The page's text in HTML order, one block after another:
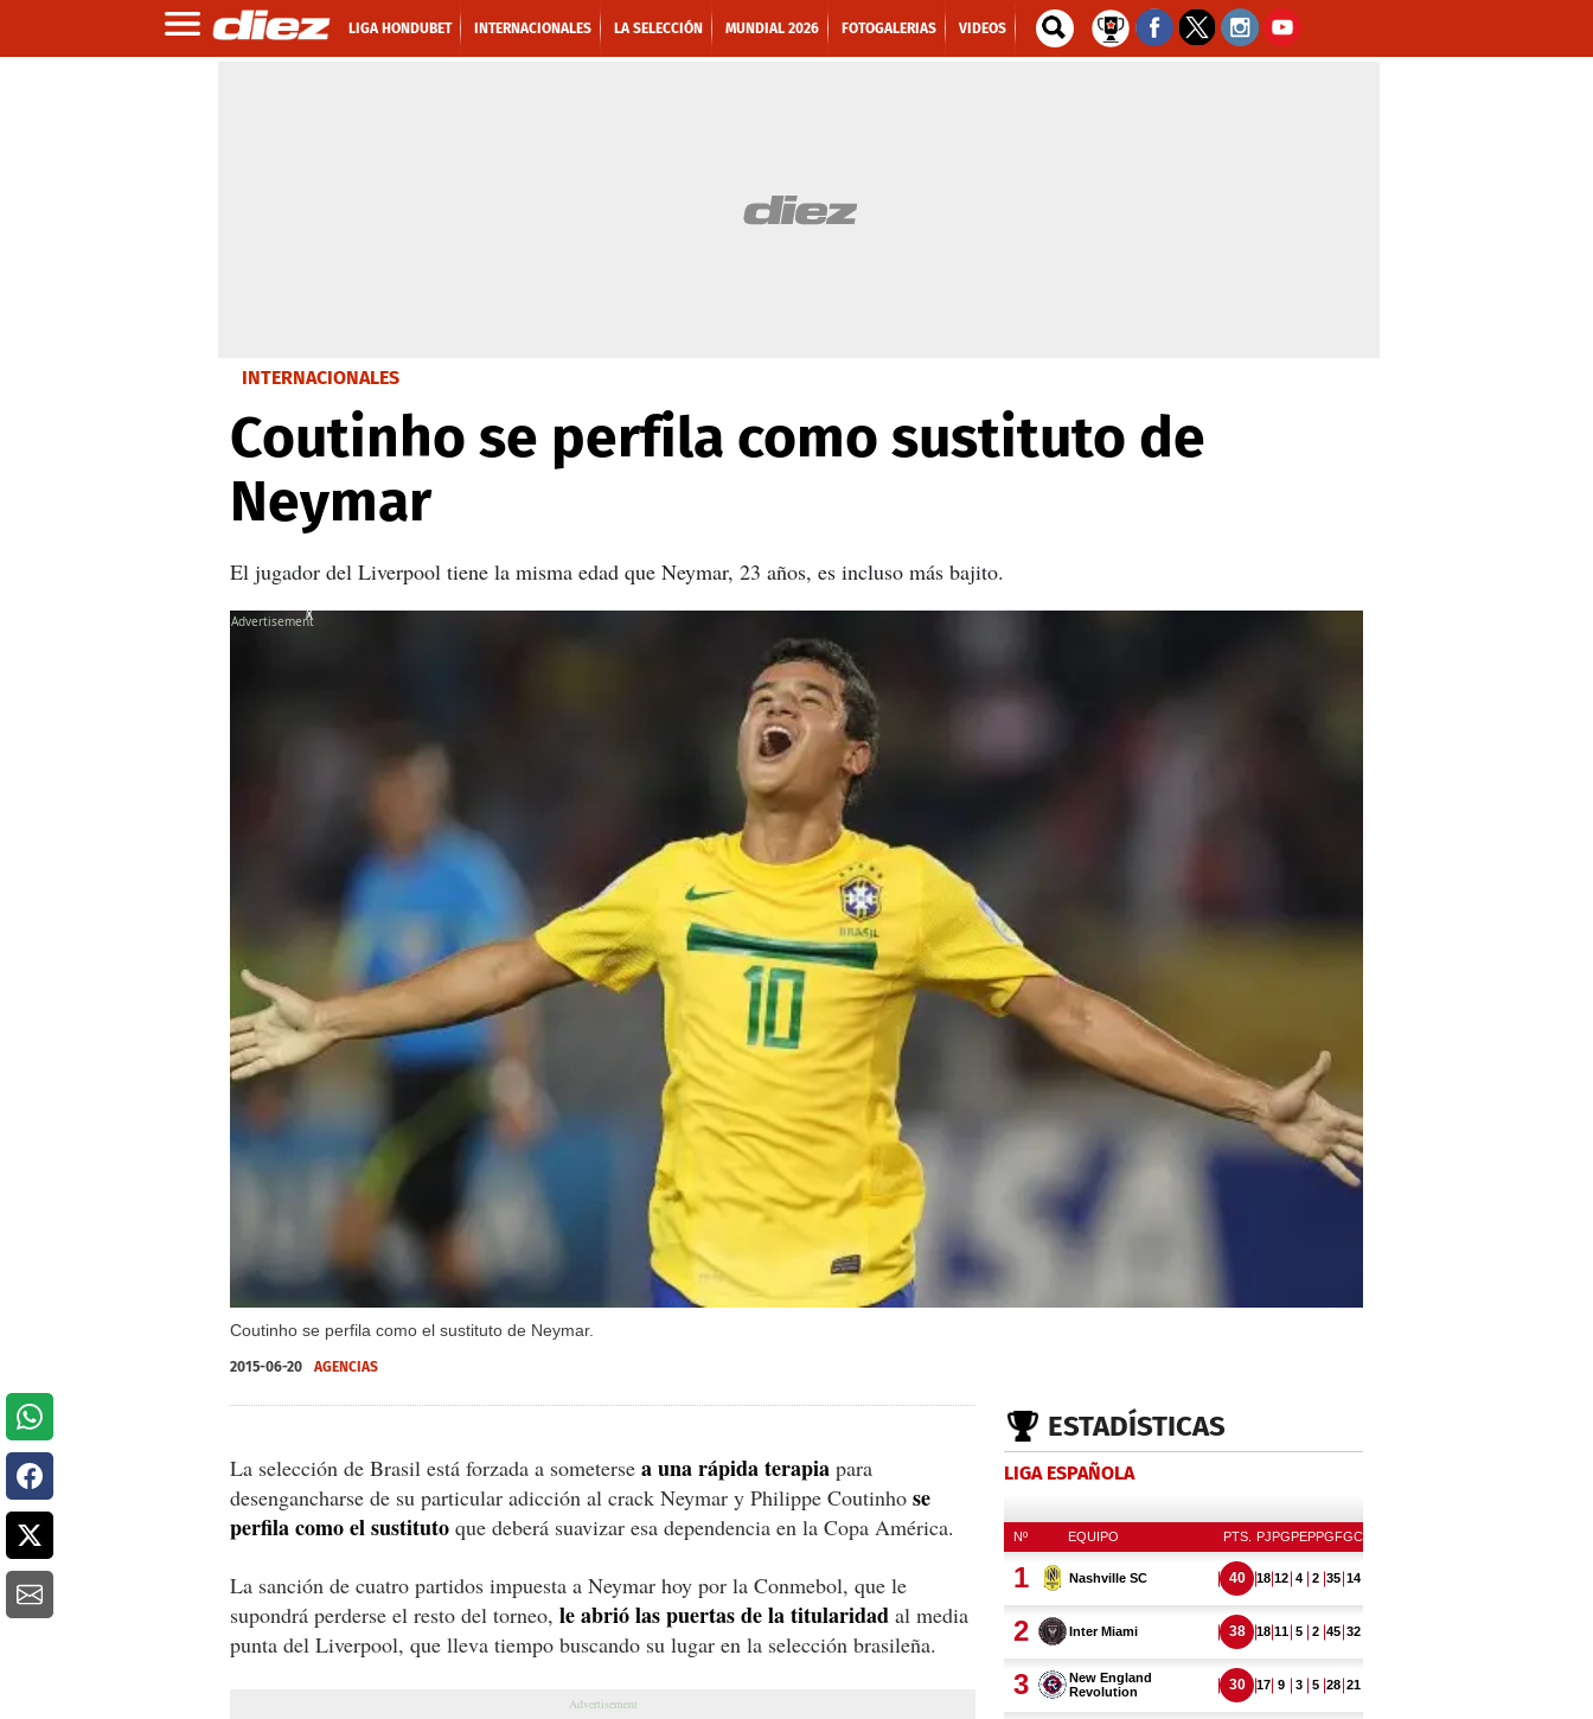
LIGA HONDUBET INTERNACIONALES LA SELECCIÓN MUNDIAL 2026 FOTOGALERIAS VIDEOS
INTERNACIONALES
Coutinho se perfila como sustituto de
Neymar
El jugador del Liverpool tiene la misma edad que Neymar, 23 años, es incluso más bajito.
Coutinho se perfila como el sustituto de Neymar.
X
2015-06-20 AGENCIAS
La selección de Brasil está forzada a someterse a una rápida terapia para
desengancharse de su particular adicción al crack Neymar y Philippe Coutinho se
perfila como el sustituto que deberá suavizar esa dependencia en la Copa América.
La sanción de cuatro partidos impuesta a Neymar hoy por la Conmebol, que le
supondrá perderse el resto del torneo, le abrió las puertas de la titularidad al media
punta del Liverpool, que lleva tiempo buscando su lugar en la selección brasileña.
ESTADÍSTICAS
LIGA ESPAÑOLA